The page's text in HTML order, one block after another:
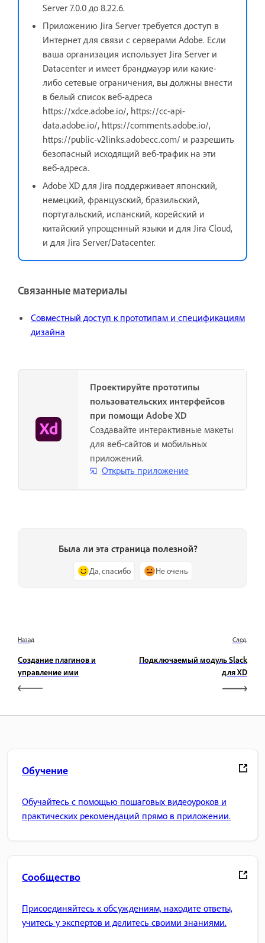
Server 7.0.0 до 8.22.6.
Приложению Jira Server требуется доступ в
Интернет для связи с серверами Adobe. Если
ваша организация использует Jira Server и
Datacenter и имеет брандмауэр или какие-
либо сетевые ограничения, вы должны внести
в белый список веб-адреса
https://xdce.adobe.io/, https://cc-api-
data.adobe.io/, https://comments.adobe.io/,
https://public-v2links.adobecc.com/ и разрешить
безопасный исходящий веб-трафик на эти
веб-адреса.
Adobe XD для Jira поддерживает японский,
немецкий, французский, бразильский,
португальский, испанский, корейский и
китайский упрощенный языки и для Jira Cloud,
и для Jira Server/Datacenter.
Связанные материалы
Совместный доступ к прототипам и спецификациям
дизайна
Проектируйте прототипы
пользовательских интерфейсов
при помощи Adobe XD
Создавайте интерактивные макеты
для веб-сайтов и мобильных
приложений.
Открыть приложение
Была ли эта страница полезной?
Да, спасибо Не очень
Назад
Создание плагинов и
управление ими
След.
Подключаемый модуль Slack
для XD
Обучение
Обучайтесь с помощью пошаговых видеоуроков и
практических рекомендаций прямо в приложении.
Сообщество
Присоединяйтесь к обсуждениям, находите ответы,
учитесь у экспертов и делитесь своими знаниями.